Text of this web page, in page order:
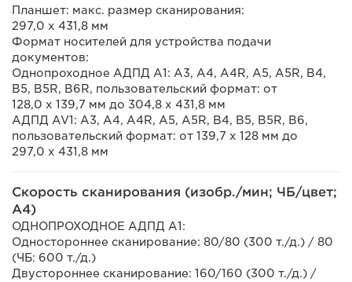
Планшет: макс. размер сканирования:
297,0 x 431,8 мм
Формат носителей для устройства подачи
документов:
Однопроходное АДПД A1: A3, A4, A4R, A5, A5R, B4,
B5, B5R, B6R, пользовательский формат: от
128,0 x 139,7 мм до 304,8 x 431,8 мм
АДПД AV1: A3, A4, A4R, A5, A5R, B4, B5, B5R, B6,
пользовательский формат: от 139,7 x 128 мм до
297,0 x 431,8 мм
Скорость сканирования (изобр./мин; ЧБ/цвет;
A4)
ОДНОПРОХОДНОЕ АДПД A1:
Одностороннее сканирование: 80/80 (300 т./д.) / 80
(ЧБ: 600 т./д.)
Двустороннее сканирование: 160/160 (300 т./д.) /